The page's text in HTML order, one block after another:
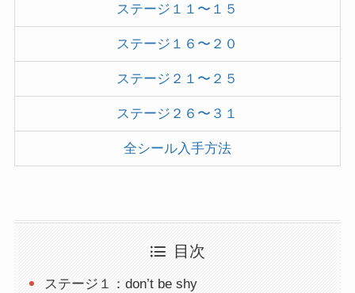
ステージ１１〜１５
ステージ１６〜２０
ステージ２１〜２５
ステージ２６〜３１
全シール入手方法
目次
ステージ１：don’t be shy